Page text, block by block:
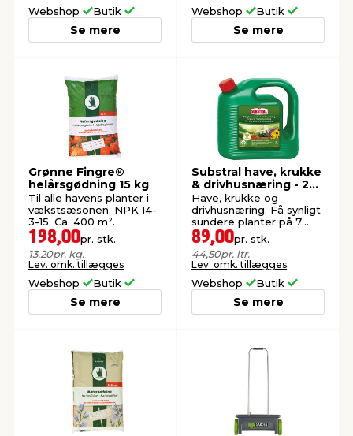
Webshop Butik
Se mere
Webshop Butik
Se mere
Grønne Fingre®
helårsgødning 15 kg
Til alle havens planter i
vækstsæsonen. NPK 14-
3-15. Ca. 400 m².
198,00pr. stk.
13,20pr. kg.
Lev. omk. tillægges
Webshop Butik
Se mere
Substral have, krukke
& drivhusnæring - 2
liter
Have, krukke og
drivhusnæring. Få synligt
sundere planter på 7
dage.
89,00pr. stk.
44,50pr. ltr.
Lev. omk. tillægges
Webshop Butik
Se mere